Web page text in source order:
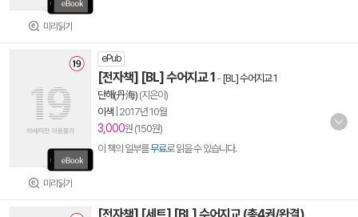
미리읽기
미리읽기
ePub
[전자책] [BL] 수어지교 1 - [BL] 수어지교 1
단해(丹海) (지은이)
이색 2017년 10월
3,000원 (150원)
이 책의 일부를무료로 읽을 수 있습니다.